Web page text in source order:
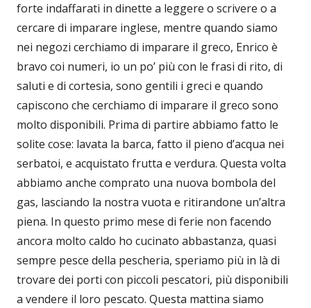
forte indaffarati in dinette a leggere o scrivere o a
cercare di imparare inglese, mentre quando siamo
nei negozi cerchiamo di imparare il greco, Enrico è
bravo coi numeri, io un po’ più con le frasi di rito, di
saluti e di cortesia, sono gentili i greci e quando
capiscono che cerchiamo di imparare il greco sono
molto disponibili. Prima di partire abbiamo fatto le
solite cose: lavata la barca, fatto il pieno d’acqua nei
serbatoi, e acquistato frutta e verdura. Questa volta
abbiamo anche comprato una nuova bombola del
gas, lasciando la nostra vuota e ritirandone un’altra
piena. In questo primo mese di ferie non facendo
ancora molto caldo ho cucinato abbastanza, quasi
sempre pesce della pescheria, speriamo più in là di
trovare dei porti con piccoli pescatori, più disponibili
a vendere il loro pescato. Questa mattina siamo